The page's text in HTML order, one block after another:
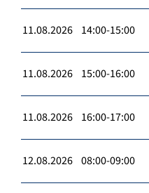
11.08.2026 14:00-15:00
11.08.2026 15:00-16:00
11.08.2026 16:00-17:00
12.08.2026 08:00-09:00